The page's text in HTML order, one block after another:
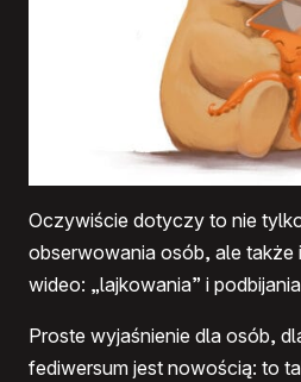
Oczywiście dotyczy to nie
obserwowania osób, ale także
wideo: „lajkowania” i
Proste wyjaśnienie dla osób,
fediwersum jest nowością: to